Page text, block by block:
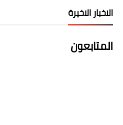
الاخبار الاخيرة
المتابعون